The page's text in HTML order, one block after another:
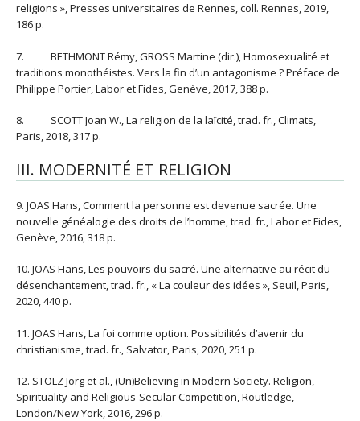
religions », Presses universitaires de Rennes, coll. Rennes, 2019,
186 p.
7. BETHMONT Rémy, GROSS Martine (dir.), Homosexualité et
traditions monothéistes. Vers la fin d’un antagonisme ? Préface de
Philippe Portier, Labor et Fides, Genève, 2017, 388 p.
8. SCOTT Joan W., La religion de la laïcité, trad. fr., Climats,
Paris, 2018, 317 p.
III. MODERNITÉ ET RELIGION
9. JOAS Hans, Comment la personne est devenue sacrée. Une
nouvelle généalogie des droits de l’homme, trad. fr., Labor et Fides,
Genève, 2016, 318 p.
10. JOAS Hans, Les pouvoirs du sacré. Une alternative au récit du
désenchantement, trad. fr., « La couleur des idées », Seuil, Paris,
2020, 440 p.
11. JOAS Hans, La foi comme option. Possibilités d’avenir du
christianisme, trad. fr., Salvator, Paris, 2020, 251 p.
12. STOLZ Jörg et al., (Un)Believing in Modern Society. Religion,
Spirituality and Religious-Secular Competition, Routledge,
London/New York, 2016, 296 p.